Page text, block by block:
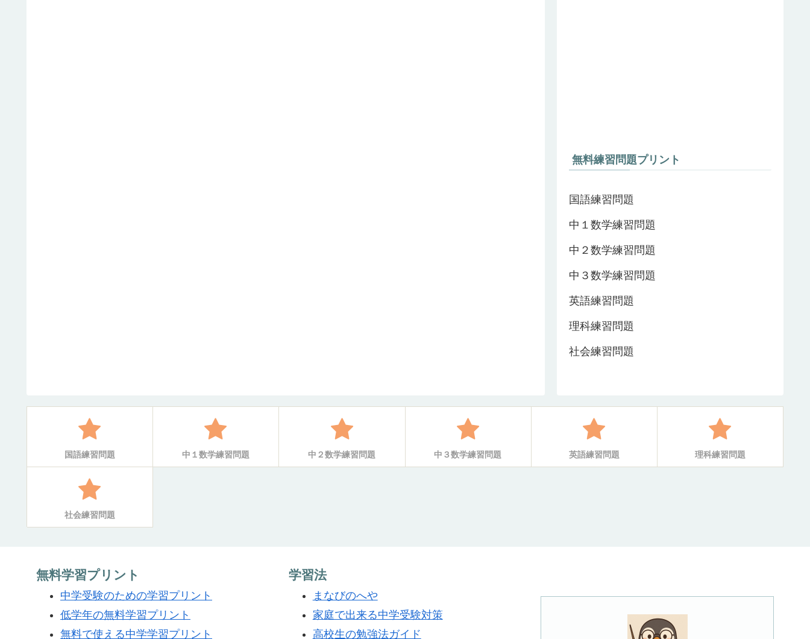
無料練習問題プリント
国語練習問題
中１数学練習問題
中２数学練習問題
中３数学練習問題
英語練習問題
理科練習問題
社会練習問題
国語練習問題 中１数学練習問題 中２数学練習問題 中３数学練習問題 英語練習問題 理科練習問題
社会練習問題
無料学習プリント
中学受験のための学習プリント
低学年の無料学習プリント
無料で使える中学学習プリント
学習法
まなびのへや
家庭で出来る中学受験対策
高校生の勉強法ガイド